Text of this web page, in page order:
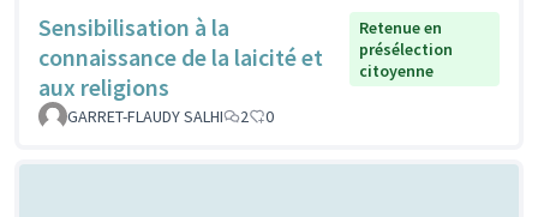
Sensibilisation à la
connaissance de la laicité et
aux religions
Retenue en
présélection
citoyenne
GARRET-FLAUDY SALHI 2 0